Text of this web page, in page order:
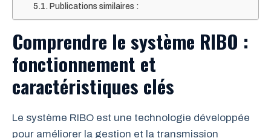
Publications similaires :
Comprendre le système RIBO :
fonctionnement et
caractéristiques clés
Le système RIBO est une technologie développée
pour améliorer la gestion et la transmission